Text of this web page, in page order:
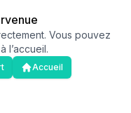
Vous pouvez
l’accueil.
Accueil